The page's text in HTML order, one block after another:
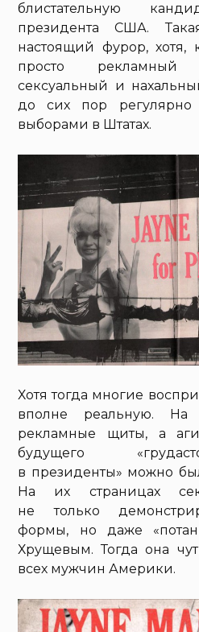
блистательную
президента США.
настоящий фурор, хотя,
просто
сексуальный и
до сих пор регулярно
выборами в Штатах.
Хотя тогда многие
вполне реальную. На
рекламные щиты, а
будущего
в президенты» можно
На их страницах
не только
формы, но даже
Хрущевым. Тогда она
всех мужчин Америки.